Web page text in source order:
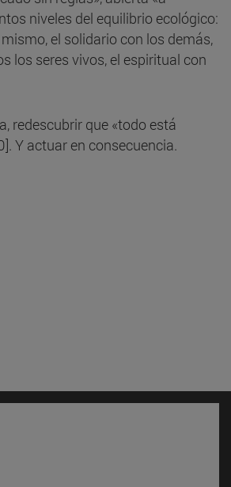
niveles del equilibrio ecológico:
el solidario con los demás,
los seres vivos, el espiritual con
redescubrir que «todo está
Y actuar en consecuencia.